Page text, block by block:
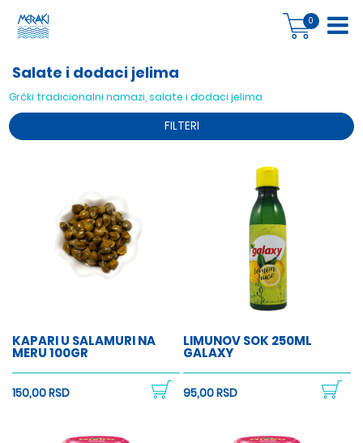
0
Salate i dodaci jelima
Grčki tradicionalni namazi, salate i dodaci jelima
FILTERI
KAPARI U SALAMURI NA
MERU 100GR
150,00 RSD
LIMUNOV SOK 250ML
GALAXY
95,00 RSD